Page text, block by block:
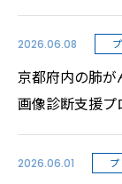
2026.06.08
京都府内の肺が
画像診断支援
2026.06.01